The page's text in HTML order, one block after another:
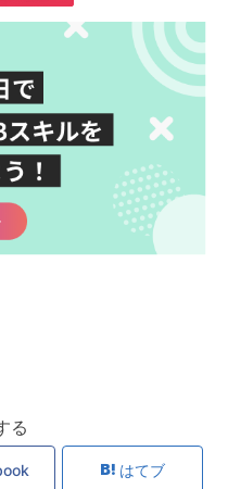
る
はてブ